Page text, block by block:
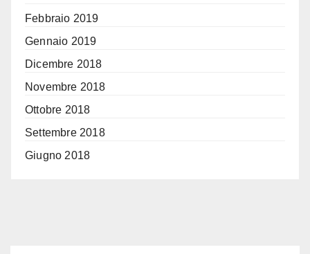
Febbraio 2019
Gennaio 2019
Dicembre 2018
Novembre 2018
Ottobre 2018
Settembre 2018
Giugno 2018